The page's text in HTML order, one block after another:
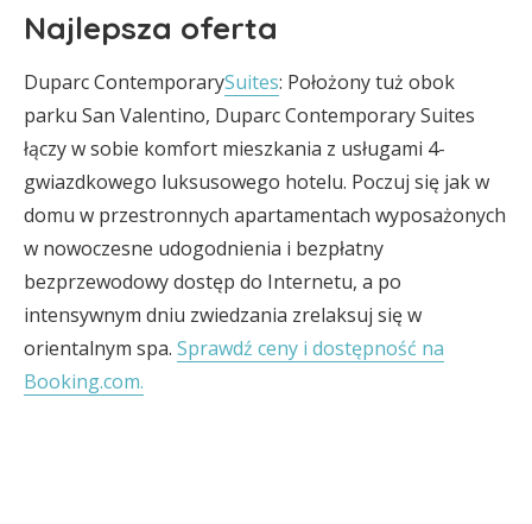
Najlepsza oferta
Duparc ContemporarySuites: Położony tuż obok
parku San Valentino, Duparc Contemporary Suites
łączy w sobie komfort mieszkania z usługami 4-
gwiazdkowego luksusowego hotelu. Poczuj się jak w
domu w przestronnych apartamentach wyposażonych
w nowoczesne udogodnienia i bezpłatny
bezprzewodowy dostęp do Internetu, a po
intensywnym dniu zwiedzania zrelaksuj się w
orientalnym spa. Sprawdź ceny i dostępność na
Booking.com.